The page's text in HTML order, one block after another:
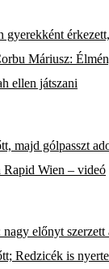
érkezett,
Máriusz:
ellen játszani
majd gólpasszt
Rapid Wien – videó
előnyt szerzett
Redzicék is